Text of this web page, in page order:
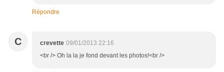
Répondre
C crevette 09/01/2013 22:16
<br /> Oh la la je fond devant les photos!<br />